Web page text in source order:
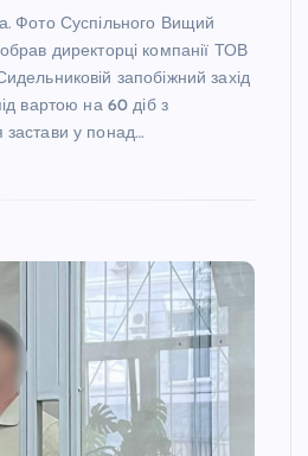
Фото Суспільного Вищий
директорці компанії ТОВ
запобіжний захід
вартою на 60 діб з
застави у понад…